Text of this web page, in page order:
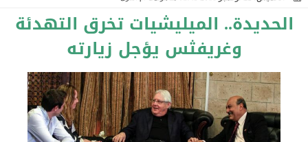
الحديدة.. الميليشيات تخرق التهدئة
وغريفثس يؤجل زيارته